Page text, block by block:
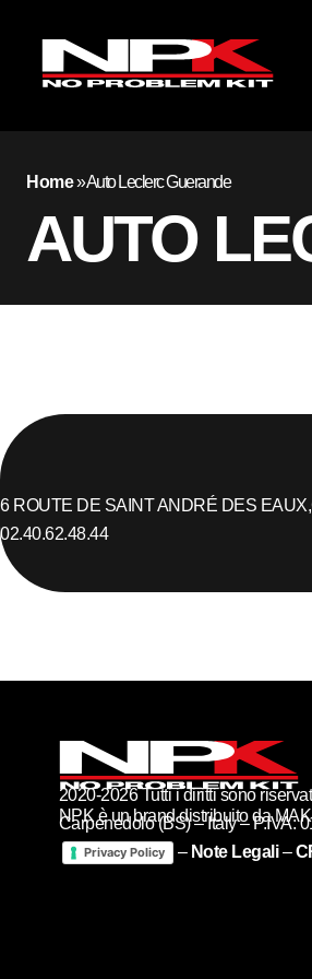
Home»Auto Leclerc Guerande
AUTO
6 ROUTE DE SAINT ANDRÉ DES EAUX,
02.40.62.48.44
NPK è un brand distribuito da
2020-2026 Tutti i diritti sono
Carpenedolo (BS) – Italy – P.IVA:
Privacy Policy – Note Legali–